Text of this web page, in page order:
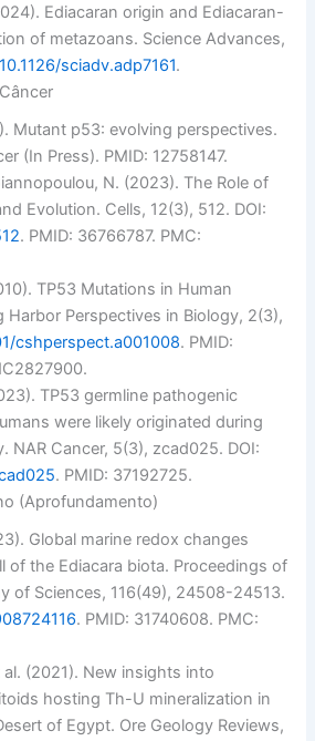
Ediacaran origin and Ediacaran-
of metazoans. Science Advances,
10.1126/sciadv.adp7161.
Mutant p53: evolving perspectives.
(In Press). PMID: 12758147.
N. (2023). The Role of
Evolution. Cells, 12(3), 512. DOI:
. PMID: 36766787. PMC:
TP53 Mutations in Human
Harbor Perspectives in Biology, 2(3),
cshperspect.a001008. PMID:
TP53 germline pathogenic
were likely originated during
NAR Cancer, 5(3), zcad025. DOI:
. PMID: 37192725.
(Aprofundamento)
Global marine redox changes
of the Ediacara biota. Proceedings of
of Sciences, 116(49), 24508-24513.
. PMID: 31740608. PMC:
al. (2021). New insights into
hosting Th-U mineralization in
of Egypt. Ore Geology Reviews,